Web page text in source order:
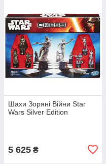
Шахи Зоряні Війни Star
Wars Silver Edition
5 625 ₴